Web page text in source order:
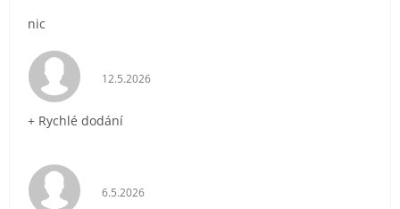
nic
Hodnocení obchodu je 5 z 5 hvězdiček.
12.5.2026
+ Rychlé dodání
Hodnocení obchodu je 5 z 5 hvězdiček.
6.5.2026